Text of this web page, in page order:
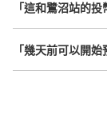
「這和鷺沼站的
「幾天前可以開